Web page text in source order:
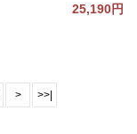
25,190円
> >>|